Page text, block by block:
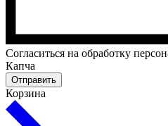
Cогласиться на обработку
Капча
Отправить
Корзина